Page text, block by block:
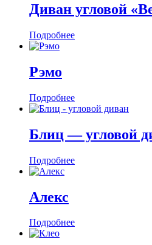
Диван угловой
Подробнее
Рэмо
Подробнее
Блиц — угловой
Подробнее
Алекс
Подробнее